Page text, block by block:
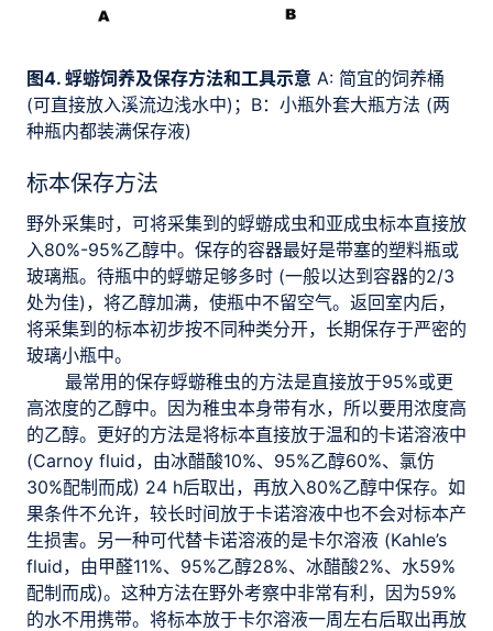
图4. 蜉蝣饲养及保存方法和工具示意 A: 简宜的饲养桶
(可直接放入溪流边浅水中)；B：小瓶外套大瓶方法 (两
种瓶内都装满保存液)
标本保存方法
野外采集时，可将采集到的蜉蝣成虫和亚成虫标本直接放
入80%-95%乙醇中。保存的容器最好是带塞的塑料瓶或
玻璃瓶。待瓶中的蜉蝣足够多时 (一般以达到容器的2/3
处为佳)，将乙醇加满，使瓶中不留空气。返回室内后，
将采集到的标本初步按不同种类分开，长期保存于严密的
玻璃小瓶中。
最常用的保存蜉蝣稚虫的方法是直接放于95%或更
高浓度的乙醇中。因为稚虫本身带有水，所以要用浓度高
的乙醇。更好的方法是将标本直接放于温和的卡诺溶液中
(Carnoy fluid，由冰醋酸10%、95%乙醇60%、氯仿
30%配制而成) 24 h后取出，再放入80%乙醇中保存。如
果条件不允许，较长时间放于卡诺溶液中也不会对标本产
生损害。另一种可代替卡诺溶液的是卡尔溶液 (Kahle’s
fluid，由甲醛11%、95%乙醇28%、冰醋酸2%、水59%
配制而成)。这种方法在野外考察中非常有利，因为59%
的水不用携带。将标本放于卡尔溶液一周左右后取出再放